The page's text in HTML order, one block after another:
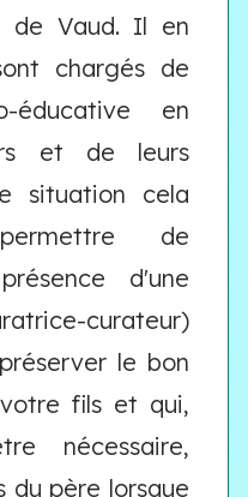
de Vaud. Il en
chargés de
éducative en
et de leurs
situation cela
de
d'une
curateur)
le bon
fils et qui,
nécessaire,
du père lorsque